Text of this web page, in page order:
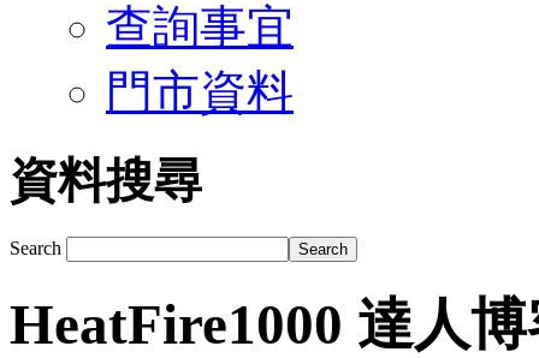
查詢事宜
門市資料
資料搜尋
Search
HeatFire1000 達人